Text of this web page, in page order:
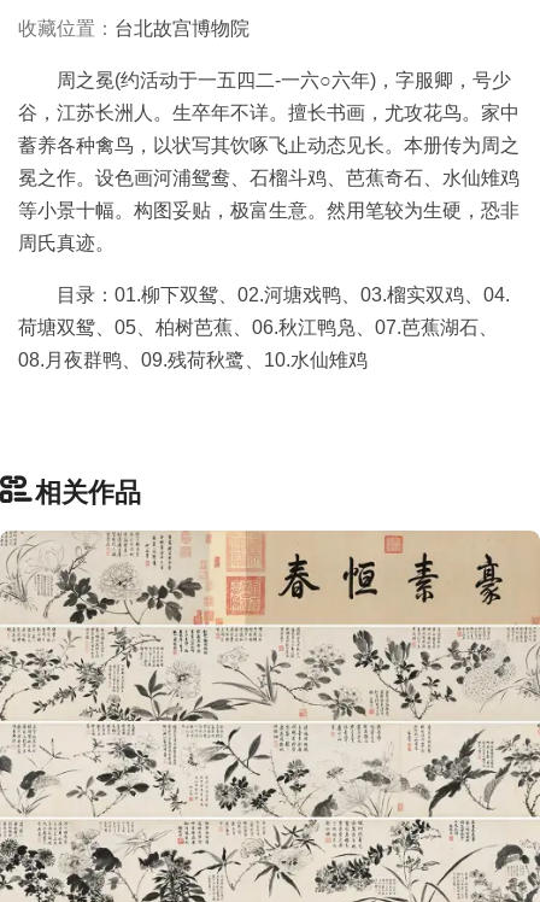
收藏位置： 台北故宫博物院
周之冕(约活动于一五四二-一六○六年)，字服卿，号少
谷，江苏长洲人。生卒年不详。擅长书画，尤攻花鸟。家中
蓄养各种禽鸟，以状写其饮啄飞止动态见长。本册传为周之
冕之作。设色画河浦鸳鸯、石榴斗鸡、芭蕉奇石、水仙雉鸡
等小景十幅。构图妥贴，极富生意。然用笔较为生硬，恐非
周氏真迹。
目录：01.柳下双鸳、02.河塘戏鸭、03.榴实双鸡、04.
荷塘双鸳、05、柏树芭蕉、06.秋江鸭凫、07.芭蕉湖石、
08.月夜群鸭、09.残荷秋鹭、10.水仙雉鸡
相关作品
家
艺
术
品
图
库
/
铜
器
雕
刻
文
具
玉
器
漆
器